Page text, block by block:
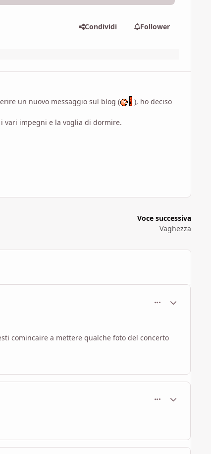
Condividi Follower
un nuovo messaggio sul blog (
), ho deciso
vari impegni e la voglia di dormire.
Voce successiva
Vaghezza
comincaire a mettere qualche foto del concerto